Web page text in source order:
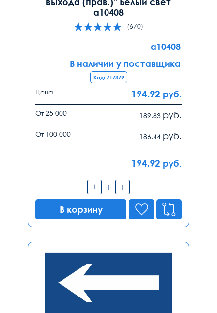
a10408
(670)
a10408
В наличии у поставщика
Код: 717379
Цена 194.92 руб.
От 25 000 189.83 руб.
От 100 000 186.44 руб.
194.92 руб.
В корзину